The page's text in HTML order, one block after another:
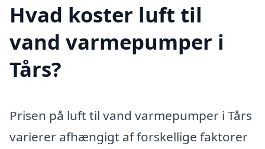
Hvad koster luft til
vand varmepumper i
Tårs?
Prisen på luft til vand varmepumper i Tårs
varierer afhængigt af forskellige faktorer